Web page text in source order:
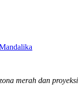
merah dan